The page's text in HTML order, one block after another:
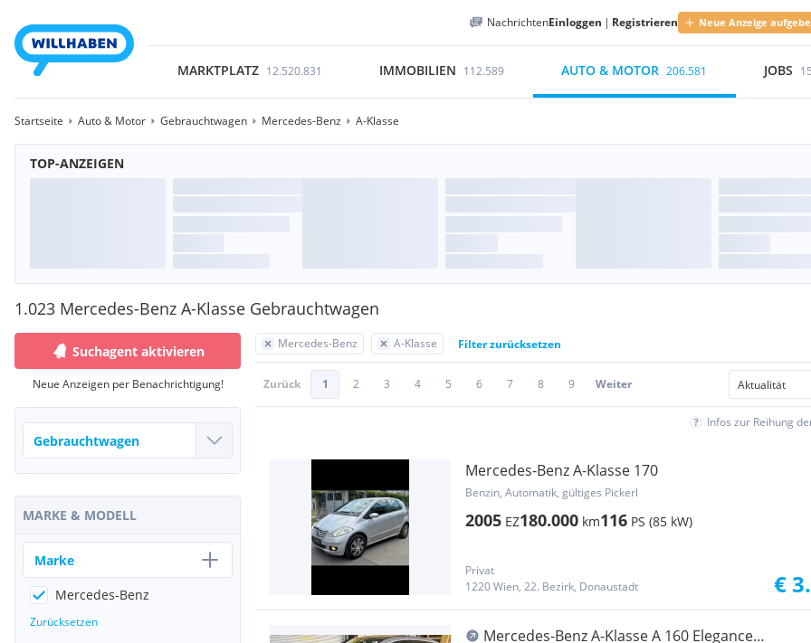
NachrichtenEinloggen | Registrieren Neue Anzeige
MARKTPLATZ 12.520.831 IMMOBILIEN 112.589 AUTO & MOTOR 206.581 JOBS
Startseite Auto & Motor Gebrauchtwagen Mercedes-Benz A-Klasse
TOP-ANZEIGEN
1.023 Mercedes-Benz A-Klasse Gebrauchtwagen
Mercedes-Benz A-Klasse Filter zurücksetzen
Zurück 1 2 3 4 5 6 7 8 9 Weiter
Infos zur Reihung
Mercedes-Benz A-Klasse 170
Benzin, Automatik, gültiges Pickerl
2005 EZ180.000 km116 PS (85 kW)
Privat
1220 Wien, 22. Bezirk, Donaustadt
€
Mercedes-Benz A-Klasse A 160 Elegance
Suchagent aktivieren
Neue Anzeigen per Benachrichtigung!
MARKE & MODELL
Marke
Mercedes-Benz
Zurücksetzen